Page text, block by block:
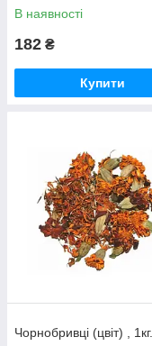
В наявності
182 ₴
Купити
Чорнобривці (цвіт) , 1кг.